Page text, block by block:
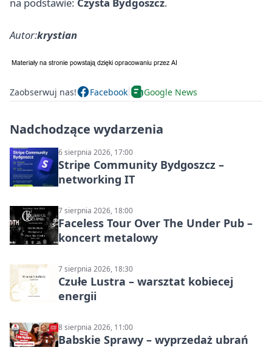
Autor:krystian
Zaobserwuj nas! Facebook Google News
Nadchodzące wydarzenia
6 sierpnia 2026, 17:00
Stripe Community Bydgoszcz –
networking IT
7 sierpnia 2026, 18:00
Faceless Tour Over The Under Pub –
koncert metalowy
7 sierpnia 2026, 18:30
Czułe Lustra – warsztat kobiecej
energii
8 sierpnia 2026, 11:00
Babskie Sprawy – wyprzedaż ubrań